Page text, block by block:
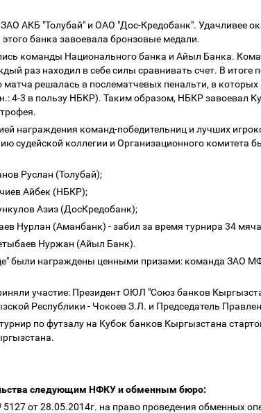
АКБ "Толубай" и ОАО "Дос-Кредобанк". Удачливее
банка завоевала бронзовые медали.
команды Национального банка и Айыл Банка.
раз находил в себе силы сравнивать счет. В итоге
матча решалась в послематчевых пенальти, в
4-3 в пользу НБКР). Таким образом, НБКР завоевал
награждения команд-победительниц и лучших
судейской коллегии и Организационного комитета
Руслан (Толубай);
Айбек (НБКР);
Азиз (ДосКредобанк);
Нурлан (Аманбанк) - забил за время турнира 34
Нуржан (Айыл Банк).
были награждены ценными призами: команда ЗАО
участие: Президент ОЮЛ "Союз банков
Республики - Чокоев З.Л. и Председатель
по футзалу на Кубок банков Кыргызстана
следующим НФКУ и обменным бюро:
от 28.05.2014г. на право проведения обменных